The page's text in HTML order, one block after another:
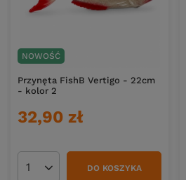
NOWOŚĆ
Przynęta FishB Vertigo - 22cm
- kolor 2
32,90 zł
Ilość produktówDO KOSZYKA